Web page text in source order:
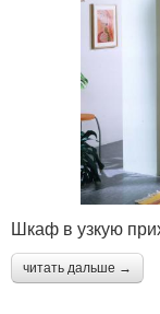
Шкаф в узкую
читать дальше →